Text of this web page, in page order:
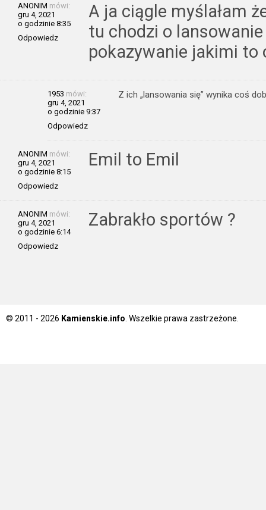
ANONIM mówi:
gru 4, 2021
o godzinie 8:35
Odpowiedz
A ja ciągle myślałam
tu chodzi o
pokazywanie jakimi to
1953 mówi:
gru 4, 2021
o godzinie 9:37
Odpowiedz
Z ich „lansowania się” wynika coś
ANONIM mówi:
gru 4, 2021
o godzinie 8:15
Odpowiedz
Emil to Emil
ANONIM mówi:
gru 4, 2021
o godzinie 6:14
Odpowiedz
Zabrakło sportów ?
© 2011 - 2026 Kamienskie.info . Wszelkie prawa zastrzeżone.